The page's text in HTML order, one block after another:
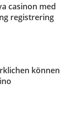
casinon med
registrering
können